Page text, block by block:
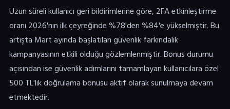
Uzun süreli kullanıcı geri bildirimlerine göre, 2FA etkinleştirme
oranı 2026'nın ilk çeyreğinde %78'den %84'e yükselmiştir. Bu
artışta Mart ayında başlatılan güvenlik farkındalık
kampanyasının etkili olduğu gözlemlenmiştir. Bonus durumu
açısından ise güvenlik adımlarını tamamlayan kullanıcılara özel
500 TL'lik doğrulama bonusu aktif olarak sunulmaya devam
etmektedir.